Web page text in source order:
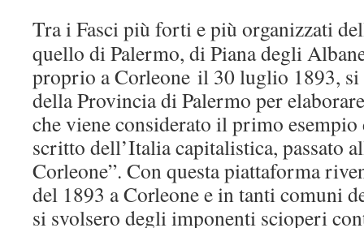
Tra i Fasci più forti e più organizzati
quello di Palermo, di Piana degli
proprio a Corleone il 30 luglio 1893,
della Provincia di Palermo per
che viene considerato il primo
scritto dell’Italia capitalistica, passato
Corleone”. Con questa piattaforma
del 1893 a Corleone e in tanti comuni
si svolsero degli imponenti scioperi